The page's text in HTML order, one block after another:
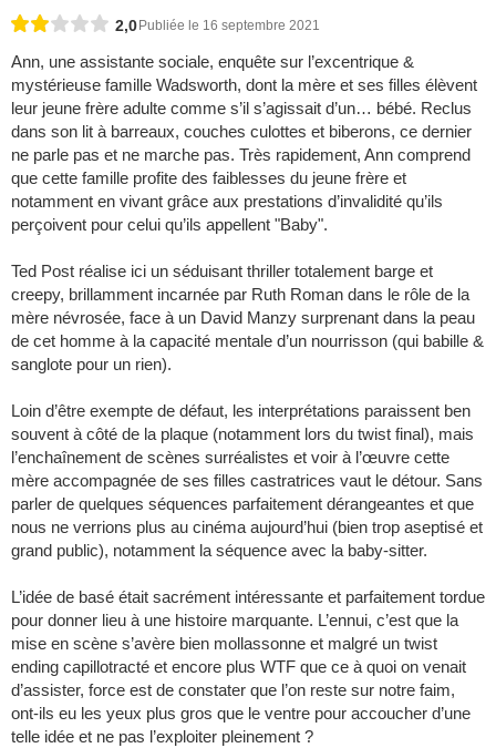
2,0 Publiée le 16 septembre 2021
Ann, une assistante sociale, enquête sur l’excentrique &
mystérieuse famille Wadsworth, dont la mère et ses filles élèvent
leur jeune frère adulte comme s’il s’agissait d’un… bébé. Reclus
dans son lit à barreaux, couches culottes et biberons, ce dernier
ne parle pas et ne marche pas. Très rapidement, Ann comprend
que cette famille profite des faiblesses du jeune frère et
notamment en vivant grâce aux prestations d’invalidité qu’ils
perçoivent pour celui qu’ils appellent "Baby".
Ted Post réalise ici un séduisant thriller totalement barge et
creepy, brillamment incarnée par Ruth Roman dans le rôle de la
mère névrosée, face à un David Manzy surprenant dans la peau
de cet homme à la capacité mentale d’un nourrisson (qui babille &
sanglote pour un rien).
Loin d’être exempte de défaut, les interprétations paraissent ben
souvent à côté de la plaque (notamment lors du twist final), mais
l’enchaînement de scènes surréalistes et voir à l’œuvre cette
mère accompagnée de ses filles castratrices vaut le détour. Sans
parler de quelques séquences parfaitement dérangeantes et que
nous ne verrions plus au cinéma aujourd’hui (bien trop aseptisé et
grand public), notamment la séquence avec la baby-sitter.
L’idée de basé était sacrément intéressante et parfaitement tordue
pour donner lieu à une histoire marquante. L’ennui, c’est que la
mise en scène s’avère bien mollassonne et malgré un twist
ending capillotracté et encore plus WTF que ce à quoi on venait
d’assister, force est de constater que l’on reste sur notre faim,
ont-ils eu les yeux plus gros que le ventre pour accoucher d’une
telle idée et ne pas l’exploiter pleinement ?